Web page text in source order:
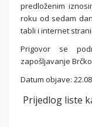
predloženim
roku od sedam
tabli i internet
Prigovor se
zapošljavanje
Datum objave:
Prijedlog liste